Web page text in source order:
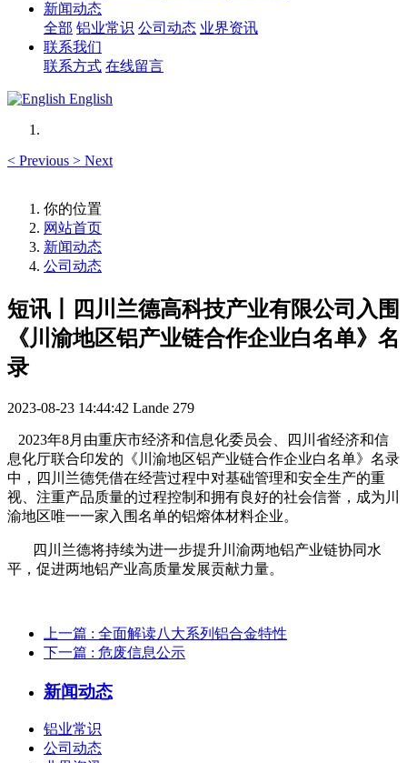
新闻动态
全部 铝业常识 公司动态 业界资讯
联系我们
联系方式 在线留言
English
< Previous > Next
你的位置
网站首页
新闻动态
公司动态
短讯丨四川兰德高科技产业有限公司入围
《川渝地区铝产业链合作企业白名单》名
录
2023-08-23 14:44:42 Lande 279
2023年8月由重庆市经济和信息化委员会、
四川省经济和信
息化厅联合印发的《川渝地区铝产业链合作企业白名单》名录
中， 四川兰德凭借在经营过程中对基础管理和安全生产的重
视、注重产品质量的过程控制和拥有良好的社会信誉， 成为川
渝地区唯一一家入围名单的铝熔体材料企业。
四川兰德将持续为进一步提升川渝两地铝产业链协同水
平，促进两地铝产业高质量发展贡献力量。
上一篇 : 全面解读八大系列铝合金特性
下一篇 : 危废信息公示
新闻动态
铝业常识
公司动态